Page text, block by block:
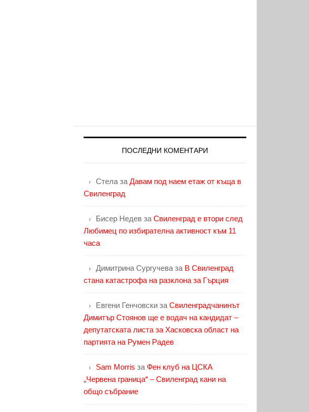
ПОСЛЕДНИ КОМЕНТАРИ
Стела за Давам под наем етаж от къща в
Свиленград
Бисер Недев за Свиленград е втори след
Любимец по избирателна активност към 11
часа
Димитрина Сургучева за В Свиленград
стана катастрофа на разклона за Гърция
Евгени Генчовски за Свиленградчанинът
Димитър Стоянов ще е водач на кандидат –
депутатската листа за Хасковска област на
партията на Румен Радев
Sam Morris за Фен клуб на ЦСКА
„Червена граница“ – Свиленград кани на
общо събрание